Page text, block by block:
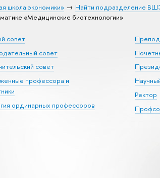
школа экономики» Найти подразделение
«Медицинские биотехнологии»
совет
совет
совет
профессора и
ординарных профессоров
Ректор